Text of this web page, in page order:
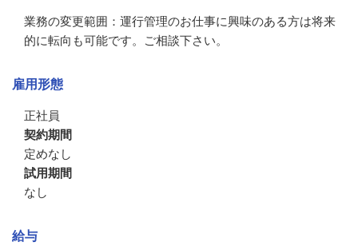
業務の変更範囲：運行管理のお仕事に興味のある方は将来
的に転向も可能です。ご相談下さい。
雇用形態
正社員
契約期間
定めなし
試用期間
なし
給与